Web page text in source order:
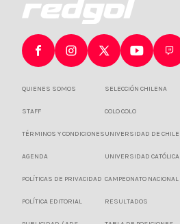
QUIENES SOMOS
STAFF
TÉRMINOS Y CONDICIONES
AGENDA
POLÍTICAS DE PRIVACIDAD
POLÍTICA EDITORIAL
SELECCIÓN CHILENA
COLO COLO
UNIVERSIDAD DE CHILE
UNIVERSIDAD CATÓLICA
CAMPEONATO NACIONAL
RESULTADOS